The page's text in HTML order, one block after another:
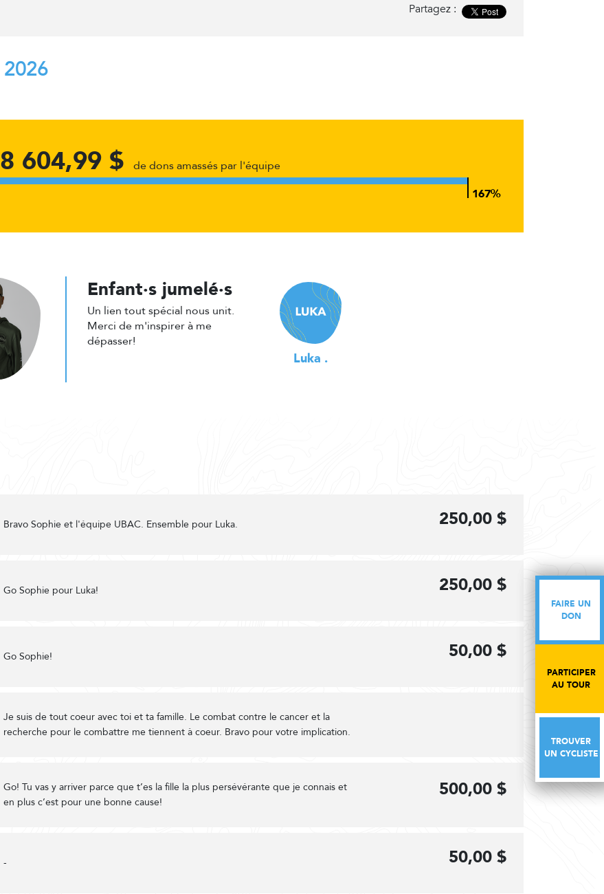
FAIRE UN
DON
PARTICIPER
AU TOUR
TROUVER
UN CYCLISTE
Partagez :
2026
604,99 $ de dons amassés par l'équipe
Enfant·s jumelé·s
Un lien tout spécial nous unit.
Merci de m'inspirer à me
dépasser!
Luka .
Bravo Sophie et l'équipe UBAC. Ensemble pour Luka. 250,00 $
Go Sophie pour Luka! 250,00 $
Go Sophie! 50,00 $
Je suis de tout coeur avec toi et ta famille. Le combat contre le cancer et la
recherche pour le combattre me tiennent à coeur. Bravo pour votre implication.
Go! Tu vas y arriver parce que t’es la fille la plus persévérante que je connais et
en plus c’est pour une bonne cause!
500,00 $
- 50,00 $
FAIRE UN
DON
PARTICIPER
AU TOUR
TROUVER
UN CYCLISTE